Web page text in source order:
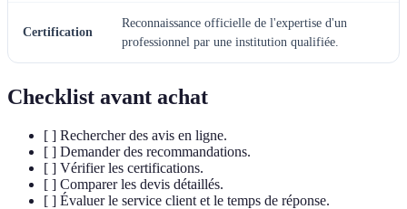
Certification
Reconnaissance officielle de l'expertise d'un
professionnel par une institution qualifiée.
Checklist avant achat
[ ] Rechercher des avis en ligne.
[ ] Demander des recommandations.
[ ] Vérifier les certifications.
[ ] Comparer les devis détaillés.
[ ] Évaluer le service client et le temps de réponse.